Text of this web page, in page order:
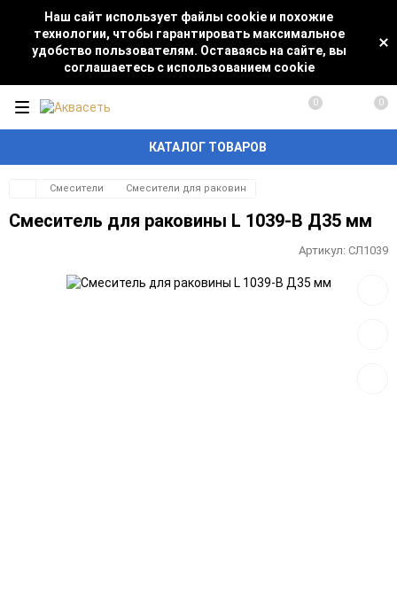
Наш сайт использует файлы cookie и похожие
технологии, чтобы гарантировать максимальное
удобство пользователям. Оставаясь на сайте, вы
соглашаетесь с использованием cookie
КАТАЛОГ ТОВАРОВ
0 0
Смесители Смесители для раковин
Смеситель для раковины L 1039-В Д35 мм
Артикул: СЛ1039